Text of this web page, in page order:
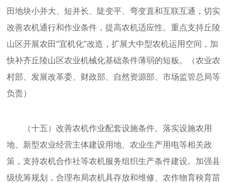
田地块小并大、短并长、陡变平、弯变直和互联互通，切实
改善农机通行和作业条件，提高农机适应性。重点支持丘陵
山区开展农田“宜机化”改造，扩展大中型农机运用空间，加
快补齐丘陵山区农业机械化基础条件薄弱的短板。（农业农
村部、发展改革委、财政部、自然资源部、市场监管总局等
负责）
（十五）改善农机作业配套设施条件。落实设施农用
地、新型农业经营主体建设用地、农业生产用电等相关政
策，支持农机合作社等农机服务组织生产条件建设。加强县
级统筹规划，合理布局农机具存放和维修、农作物育秧育苗